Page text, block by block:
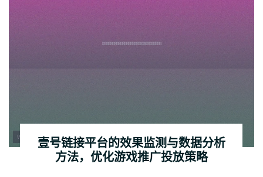
壹号链接平台的效果监测与数据分析
方法，优化游戏推广投放策略